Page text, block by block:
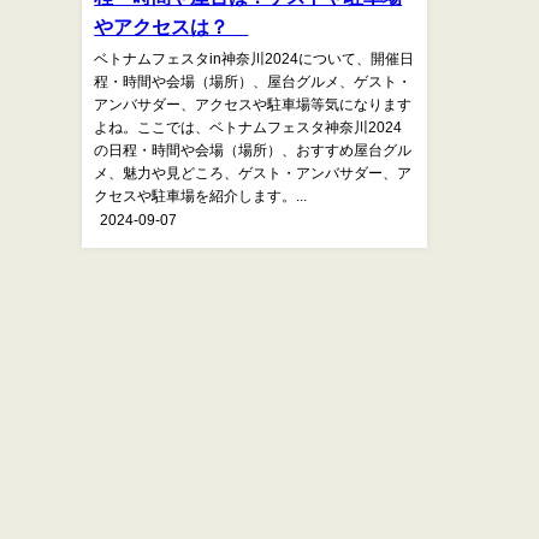
やアクセスは？
ベトナムフェスタin神奈川2024について、開催日
程・時間や会場（場所）、屋台グルメ、ゲスト・
アンバサダー、アクセスや駐車場等気になります
よね。ここでは、ベトナムフェスタ神奈川2024
の日程・時間や会場（場所）、おすすめ屋台グル
メ、魅力や見どころ、ゲスト・アンバサダー、ア
クセスや駐車場を紹介します。...
2024-09-07